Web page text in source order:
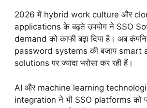
2026 में hybrid work culture और
applications के बढ़ते उपयोग ने SSO
demand को काफी बढ़ा दिया है। अब
password systems की बजाय smart
solutions पर ज्यादा भरोसा कर रही हैं।
AI और machine learning
integration ने भी SSO platforms को